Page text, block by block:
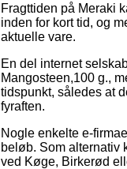
Fragttiden på Meraki
inden for kort tid, og
aktuelle vare.
En del internet
Mangosteen,100 g.,
tidspunkt, således at
fyraften.
Nogle enkelte e-
beløb. Som alternativ
ved Køge, Birkerød